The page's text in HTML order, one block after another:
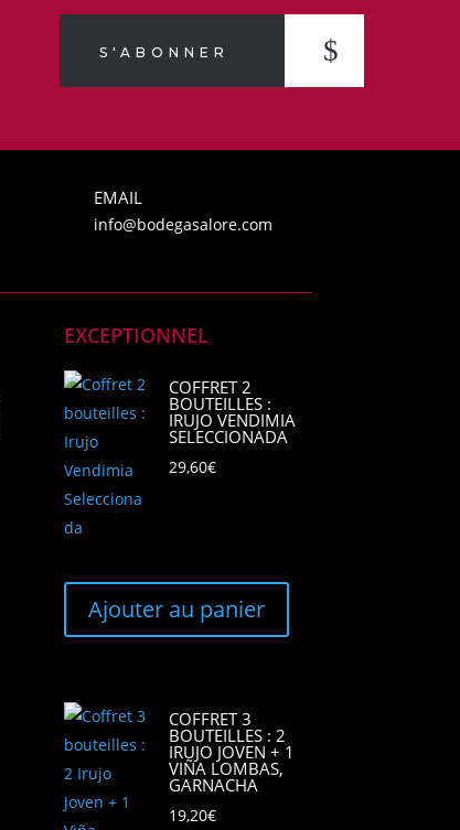
S'ABONNER
EMAIL
info@bodegasalore.com
EXCEPTIONNEL
COFFRET 2
BOUTEILLES :
IRUJO VENDIMIA
SELECCIONADA
29,60€
Ajouter au panier
COFFRET 3
BOUTEILLES : 2
IRUJO JOVEN + 1
VIÑA LOMBAS,
GARNACHA
19,20€